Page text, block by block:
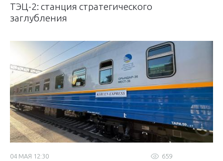
ТЭЦ-2: станция стратегического
заглубления
659
04 МАЯ 12:30